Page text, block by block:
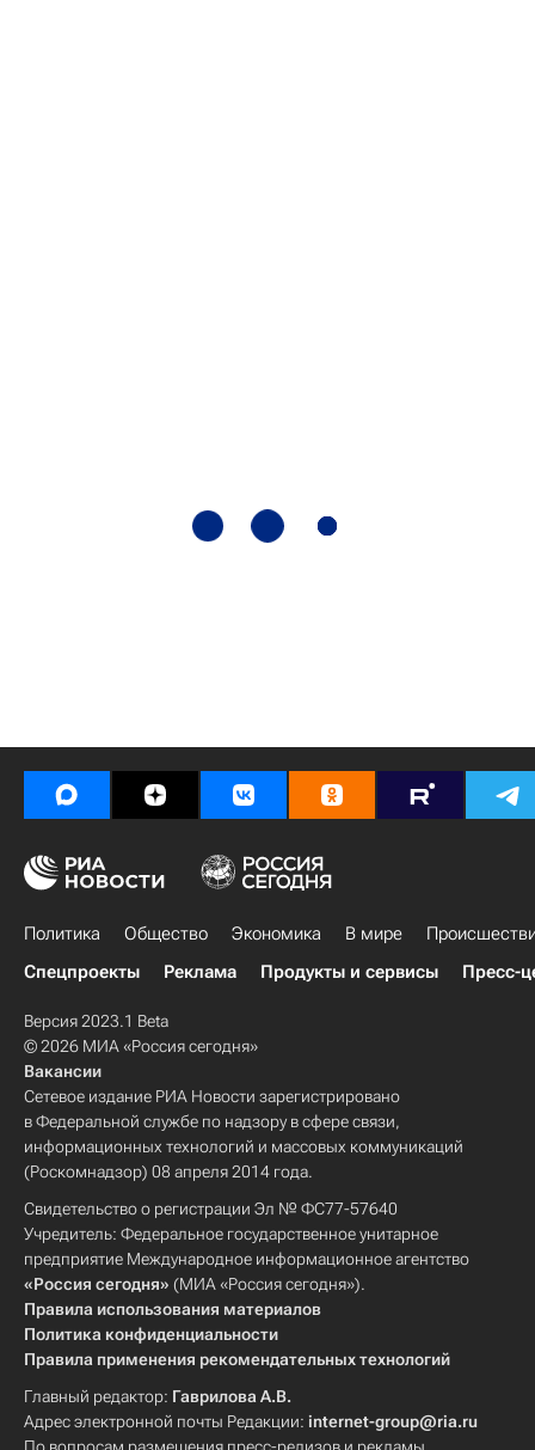
Политика Общество Экономика В мире
Спецпроекты
Реклама Продукты и сервисы Пресс-
Версия 2023.1 Beta
© 2026 МИА «Россия сегодня»
Вакансии
Сетевое издание РИА Новости зарегистрировано
в Федеральной службе по надзору в сфере связи,
информационных технологий и массовых коммуникаций
(Роскомнадзор) 08 апреля 2014 года.
Свидетельство о регистрации Эл № ФС77-57640
Учредитель: Федеральное государственное унитарное
предприятие Международное информационное агентство
«Россия сегодня» (МИА «Россия сегодня»).
Правила использования материалов
Политика конфиденциальности
Правила применения рекомендательных технологий
Главный редактор: Гаврилова А.В.
Адрес электронной почты Редакции: internet-group@ria.ru